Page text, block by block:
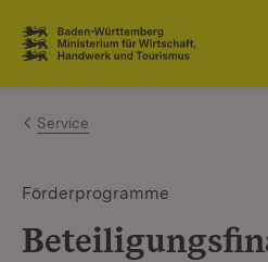
Zum Inhalt springen
Link zur Startseite
Service
Förderprogramme